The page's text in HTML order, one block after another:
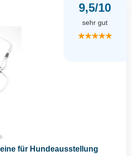
9,5/10
sehr gut
★★★★★
für Hundeausstellung